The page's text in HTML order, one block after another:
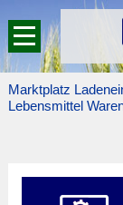
Marktplatz
Lebensmittel